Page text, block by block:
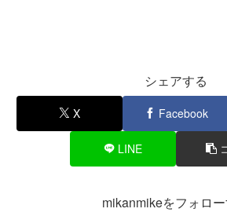
シェアする
X Facebook
LINE
mikanmikeをフォロ